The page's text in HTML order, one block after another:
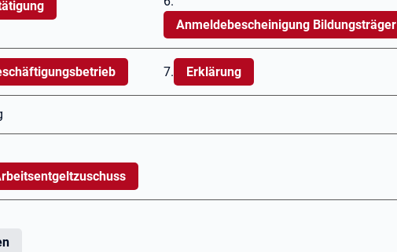
Anmeldebescheinigung Bildungsträger
7. Erklärung